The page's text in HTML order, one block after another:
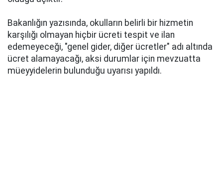
Bakanlığın yazısında, okulların belirli bir hizmetin
karşılığı olmayan hiçbir ücreti tespit ve ilan
edemeyeceği, "genel gider, diğer ücretler" adı altında
ücret alamayacağı, aksi durumlar için mevzuatta
müeyyidelerin bulunduğu uyarısı yapıldı.